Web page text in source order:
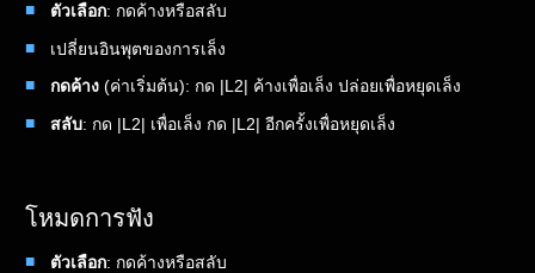
ตัวเลือก: กดค้างหรือสลับ
เปลี่ยนอินพุตของการเล็ง
กดค้าง (ค่าเริ่มต้น): กด |L2| ค้างเพื่อเล็ง ปล่อยเพื่อหยุดเล็ง
สลับ: กด |L2| เพื่อเล็ง กด |L2| อีกครั้งเพื่อหยุดเล็ง
โหมดการฟัง
ตัวเลือก: กดค้างหรือสลับ